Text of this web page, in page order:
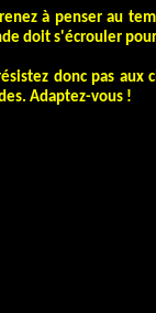
à penser au
doit s'écrouler
donc pas aux
Adaptez-vous !